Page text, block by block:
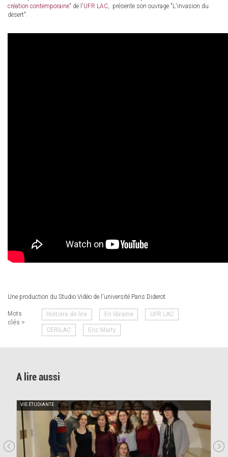
création contemporaine" de l'UFR LAC, présente son ouvrage "L'invasion du
désert".
Une production du Studio Vidéo de l'université Paris Diderot
Mots
clés >
Histoire de lire En librairie UFR LAC
CERILAC Eric Marty
A lire aussi
VIE ÉTUDIANTE